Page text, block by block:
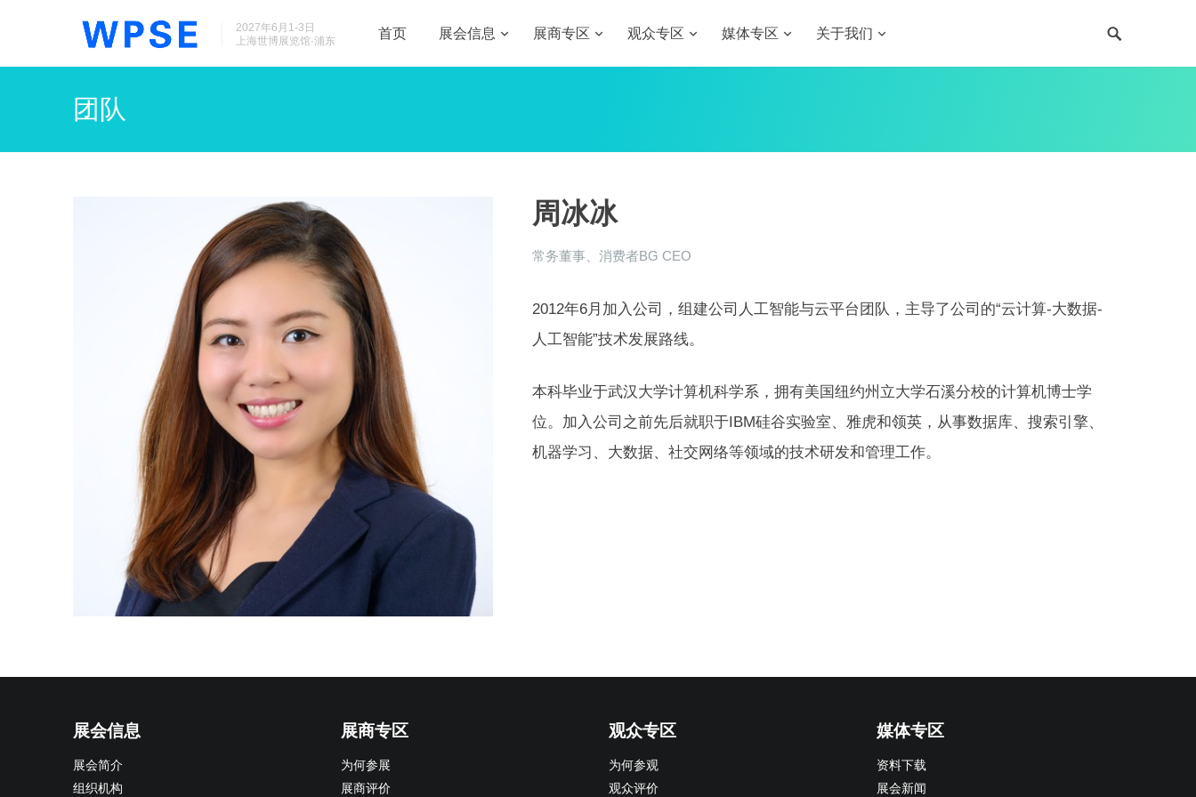
2027年6月1-3日
上海世博展览馆·浦东
首页 展会信息 展商专区 观众专区 媒体专区 关于我们
团队
周冰冰
常务董事、消费者BG CEO
2012年6月加入公司，组建公司人工智能与云平台团队，主导了公司的“云计算-大数据-
人工智能”技术发展路线。
本科毕业于武汉大学计算机科学系，拥有美国纽约州立大学石溪分校的计算机博士学
位。加入公司之前先后就职于IBM硅谷实验室、雅虎和领英，从事数据库、搜索引擎、
机器学习、大数据、社交网络等领域的技术研发和管理工作。
展会信息
展会简介
组织机构
展商专区
为何参展
展商评价
观众专区
为何参观
观众评价
媒体专区
资料下载
展会新闻